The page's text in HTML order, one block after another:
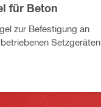
für Beton
zur Befestigung an
Setzgeräten